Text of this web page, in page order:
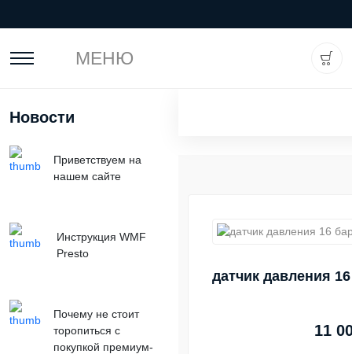
МЕНЮ
Новости
Приветствуем на
нашем сайте
Инструкция WMF
Presto
Почему не стоит
торопиться с
покупкой премиум-
датчик давления
11